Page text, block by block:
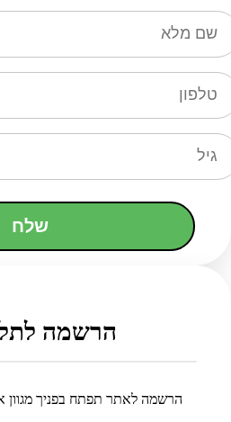
שלח
הרשמה
הרשמה לאתר תפתח בפניך מגוון